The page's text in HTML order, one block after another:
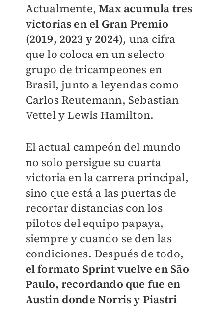
Actualmente,Max acumula tres
victorias en el Gran Premio
(2019, 2023 y 2024), una cifra
que lo coloca en un selecto
grupo de tricampeones en
Brasil, junto a leyendas como
Carlos Reutemann, Sebastian
Vettel y Lewis Hamilton.
El actual campeón del mundo
no solo persigue su cuarta
victoria en la carrera principal,
sino que está a las puertas de
recortar distancias con los
pilotos del equipo papaya,
siempre y cuando se den las
condiciones. Después de todo,
el formato Sprint vuelve en São
Paulo, recordando que fue en
Austin donde Norris y Piastri